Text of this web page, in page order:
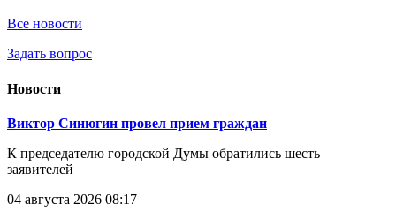
Все новости
Задать вопрос
Новости
Виктор Синюгин провел прием граждан
К председателю городской Думы обратились шесть
заявителей
04 августа 2026 08:17